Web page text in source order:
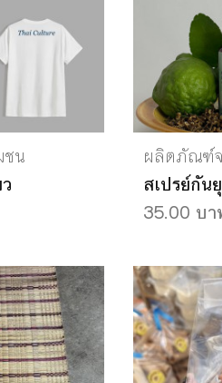
น
ผลิตภัณฑ์
สเปรย์​กัน
35.00 บา